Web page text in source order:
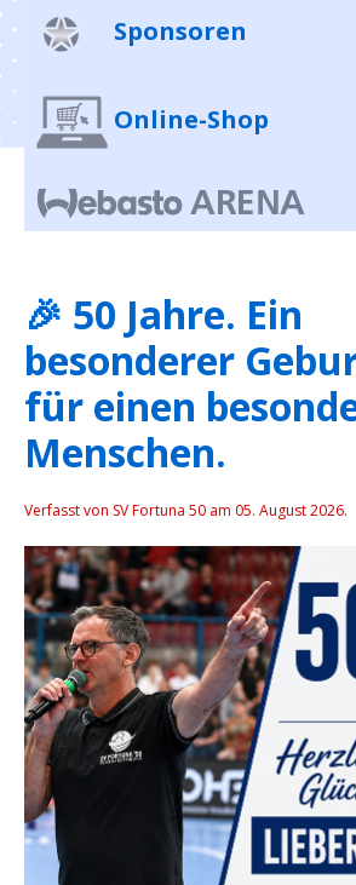
Sponsoren
Online-Shop
🎉 50 Jahre. Ein
besonderer
für einen
Menschen.
Verfasst von SV Fortuna 50 am 05. August 2026.